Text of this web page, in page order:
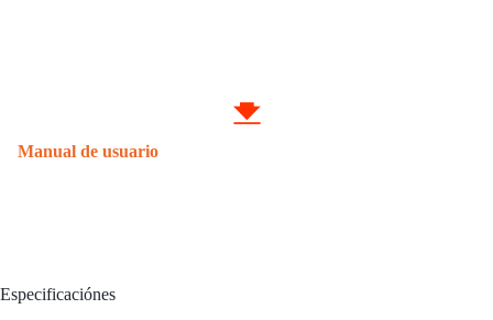
Manual de usuario
Especificaciónes